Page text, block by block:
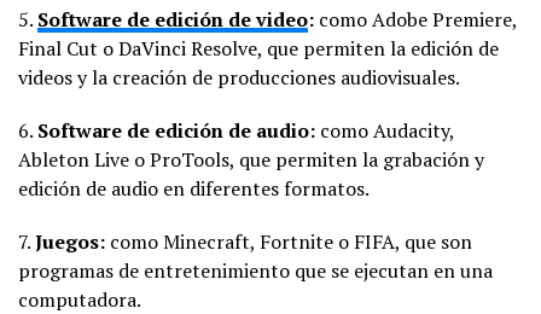
5. Software de edición de video: como Adobe Premiere,
Final Cut o DaVinci Resolve, que permiten la edición de
videos y la creación de producciones audiovisuales.
6. Software de edición de audio: como Audacity,
Ableton Live o ProTools, que permiten la grabación y
edición de audio en diferentes formatos.
7.Juegos: como Minecraft, Fortnite o FIFA, que son
programas de entretenimiento que se ejecutan en una
computadora.